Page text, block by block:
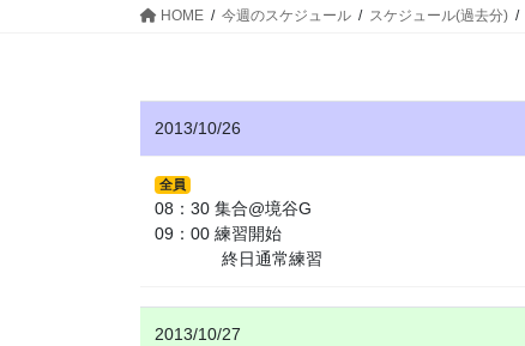
HOME 今週のスケジュール スケジュール(過去分)
2013/10/26
全員
08：30 集合@境谷G
09：00 練習開始
終日通常練習
2013/10/27